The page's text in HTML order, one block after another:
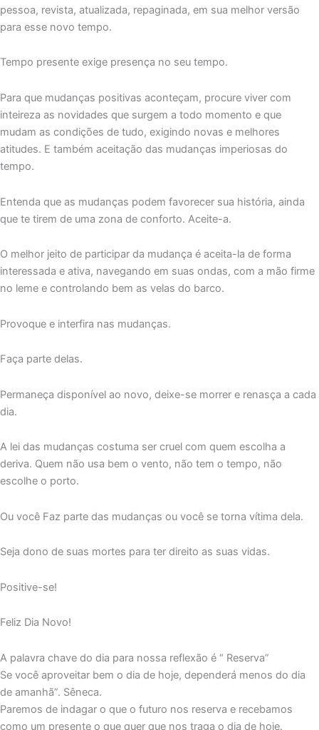
pessoa, revista, atualizada, repaginada, em sua melhor versão
para esse novo tempo.
Tempo presente exige presença no seu tempo.
Para que mudanças positivas aconteçam, procure viver com
inteireza as novidades que surgem a todo momento e que
mudam as condições de tudo, exigindo novas e melhores
atitudes. E também aceitação das mudanças imperiosas do
tempo.
Entenda que as mudanças podem favorecer sua história, ainda
que te tirem de uma zona de conforto. Aceite-a.
O melhor jeito de participar da mudança é aceita-la de forma
interessada e ativa, navegando em suas ondas, com a mão firme
no leme e controlando bem as velas do barco.
Provoque e interfira nas mudanças.
Faça parte delas.
Permaneça disponível ao novo, deixe-se morrer e renasça a cada
dia.
A lei das mudanças costuma ser cruel com quem escolha a
deriva. Quem não usa bem o vento, não tem o tempo, não
escolhe o porto.
Ou você Faz parte das mudanças ou você se torna vítima dela.
Seja dono de suas mortes para ter direito as suas vidas.
Positive-se!
Feliz Dia Novo!
A palavra chave do dia para nossa reflexão é “ Reserva”
Se você aproveitar bem o dia de hoje, dependerá menos do dia
de amanhã”. Sêneca.
Paremos de indagar o que o futuro nos reserva e recebamos
como um presente o que quer que nos traga o dia de hoje.